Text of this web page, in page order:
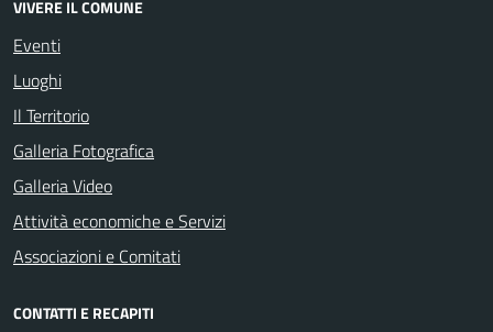
VIVERE IL COMUNE
Eventi
Luoghi
Il Territorio
Galleria Fotografica
Galleria Video
Attività economiche e Servizi
Associazioni e Comitati
CONTATTI E RECAPITI